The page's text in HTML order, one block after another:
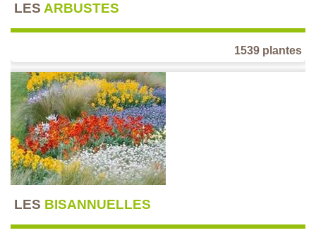
LES ARBUSTES
1539 plantes
LES BISANNUELLES